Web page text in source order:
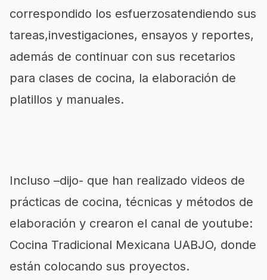
correspondido los esfuerzosatendiendo sus
tareas,investigaciones, ensayos y reportes,
además de continuar con sus recetarios
para clases de cocina, la elaboración de
platillos y manuales.
Incluso –dijo- que han realizado videos de
prácticas de cocina, técnicas y métodos de
elaboración y crearon el canal de youtube:
Cocina Tradicional Mexicana UABJO, donde
están colocando sus proyectos.